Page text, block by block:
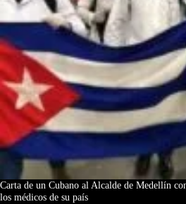
Carta de un Cubano al Alcalde de Medellín
los médicos de su país